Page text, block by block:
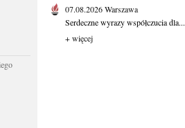
07.08.2026Warszawa
Serdeczne wyrazy współczucia dla...
+ więcej